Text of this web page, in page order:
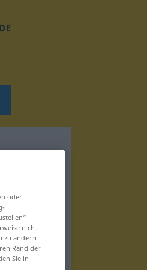
DE
oder
nicht
zu ändern
Rand der
Sie in